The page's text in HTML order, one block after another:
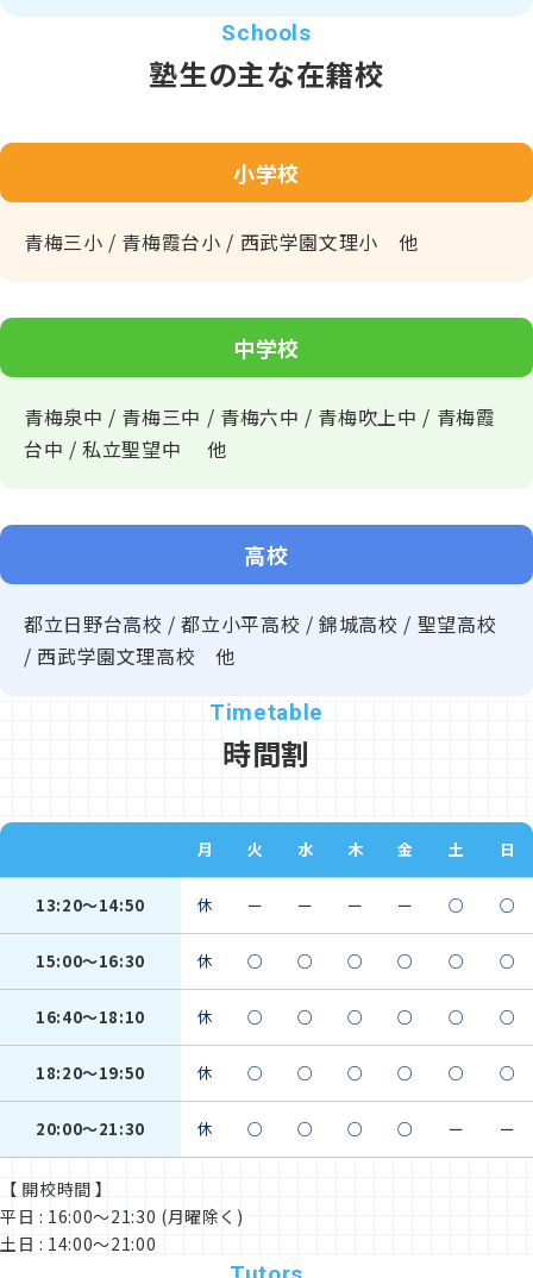
塾生の主な在籍校
小学校
青梅三小 / 青梅霞台小 / 西武学園文理小 他
中学校
青梅泉中 / 青梅三中 / 青梅六中 / 青梅吹上中 / 青梅霞
台中 / 私立聖望中 他
高校
都立日野台高校 / 都立小平高校 / 錦城高校 / 聖望高校
/ 西武学園文理高校 他
時間割
月 火 水 木 金 土 日
13:20～14:50 休 ー ー ー ー ○ ○
15:00～16:30 休 ○ ○ ○ ○ ○ ○
16:40～18:10 休 ○ ○ ○ ○ ○ ○
18:20～19:50 休 ○ ○ ○ ○ ○ ○
20:00～21:30 休 ○ ○ ○ ○ ー ー
【 開校時間 】
平日 : 16:00～21:30 (月曜除く)
土日 : 14:00～21:00